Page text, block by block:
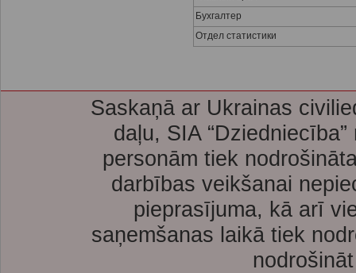
Бухгалтер
Отдел статистики
Saskaņā ar Ukrainas
daļu, SIA
personām tiek
darbības veikšanai
pieprasījuma, kā arī
saņemšanas laikā tiek